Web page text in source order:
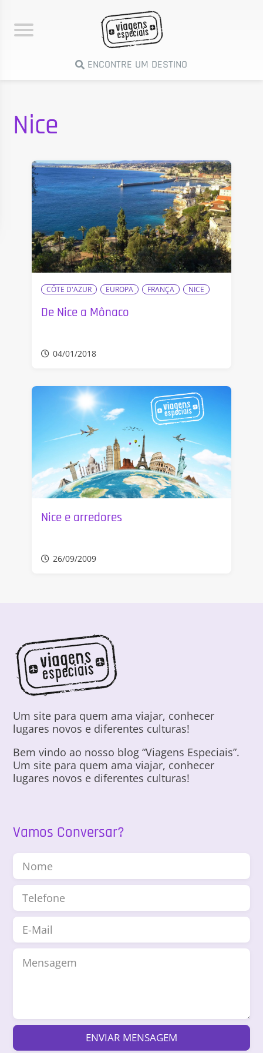
ENCONTRE UM DESTINO
Nice
CÔTE D'AZUR EUROPA FRANÇA NICE
De Nice a Mônaco
04/01/2018
Nice e arredores
26/09/2009
Um site para quem ama viajar, conhecer
lugares novos e diferentes culturas!
Bem vindo ao nosso blog “Viagens Especiais”.
Um site para quem ama viajar, conhecer
lugares novos e diferentes culturas!
Vamos Conversar?